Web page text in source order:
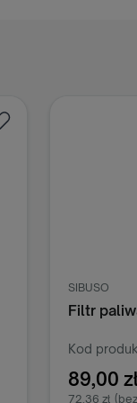
SIBUSO
Filtr
Kod
89,00
72,36 zł